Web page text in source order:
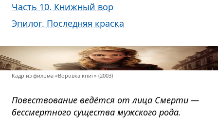
Часть 10. Книжный вор
Эпилог. Последняя краска
Кадр из фильма «Воровка книг» (2003)
Повествование ведётся от лица Смерти —
бессмертного существа мужского рода.